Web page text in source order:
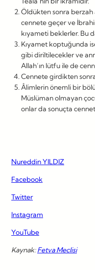
Öldükten sonra berzah
cennete geçer ve
kıyameti beklerler. Bu
Kıyamet koptuğunda
gibi diriltilecekler ve
Allah’ın lütfu ile de
Cennete girdikten
Âlimlerin önemli bir
Müslüman olmayan
onlar da sonuçta
Nureddin YILDIZ
Facebook
Twitter
Instagram
YouTube
Kaynak:Fetva Meclisi